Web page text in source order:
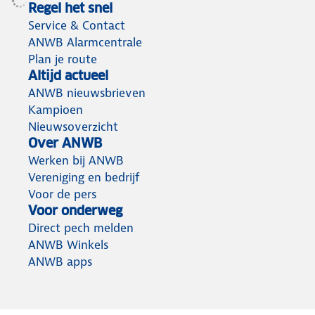
Regel het snel
Service & Contact
ANWB Alarmcentrale
Plan je route
Altijd actueel
ANWB nieuwsbrieven
Kampioen
Nieuwsoverzicht
Over ANWB
Werken bij ANWB
Vereniging en bedrijf
Voor de pers
Voor onderweg
Direct pech melden
ANWB Winkels
ANWB apps